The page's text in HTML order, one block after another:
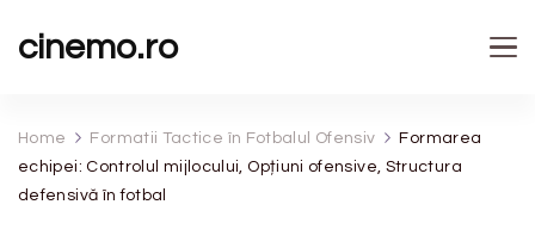
cinemo.ro
Home Formatii Tactice în Fotbalul Ofensiv
Formarea
echipei: Controlul mijlocului, Opțiuni ofensive, Structura
defensivă în fotbal